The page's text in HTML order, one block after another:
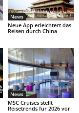
News
Neue App erleichtert das
Reisen durch China
News
MSC Cruises stellt
Reisetrends für 2026 vor